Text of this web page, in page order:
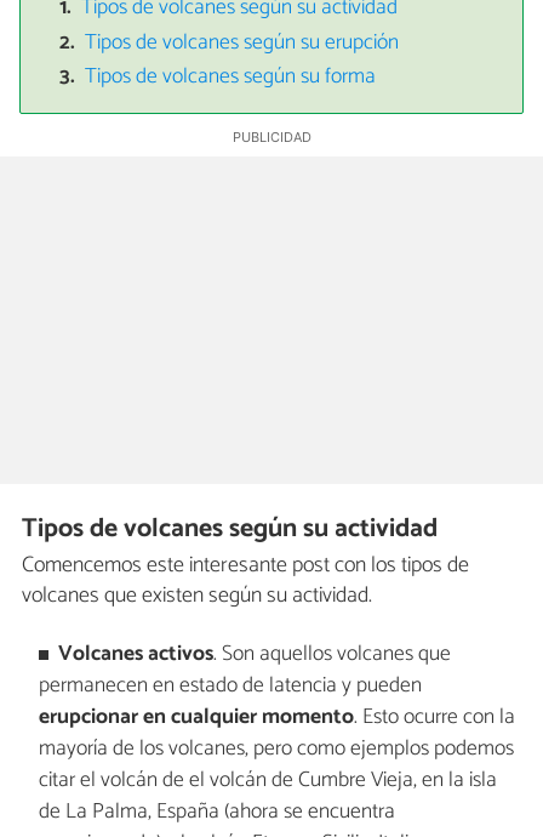
Tipos de volcanes según su actividad
Tipos de volcanes según su erupción
Tipos de volcanes según su forma
Tipos de volcanes según su actividad
Comencemos este interesante post con los tipos de
volcanes que existen según su actividad.
Volcanes activos. Son aquellos volcanes que
permanecen en estado de latencia y pueden
erupcionar en cualquier momento. Esto ocurre con la
mayoría de los volcanes, pero como ejemplos podemos
citar el volcán de el volcán de Cumbre Vieja, en la isla
de La Palma, España (ahora se encuentra